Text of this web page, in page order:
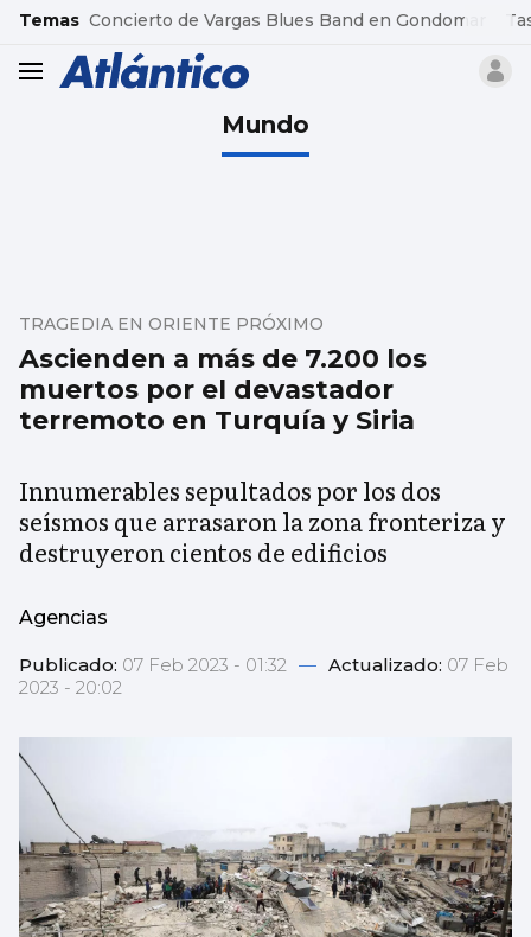
common.go-to-content
Temas Concierto de Vargas Blues Band en Gondomar
header.menu.open
Mundo
Ascienden a más de 7.200 los
muertos por el devastador
terremoto en Turquía y Siria
TRAGEDIA EN ORIENTE PRÓXIMO
Innumerables sepultados por los dos
seísmos que arrasaron la zona fronteriza y
destruyeron cientos de edificios
Agencias
Publicado: 07 Feb 2023 - 01:32 — Actualizado: 07 Feb
2023 - 20:02